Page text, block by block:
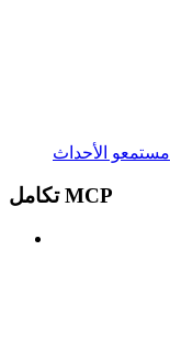
مستمعو الأحداث
تكامل MCP